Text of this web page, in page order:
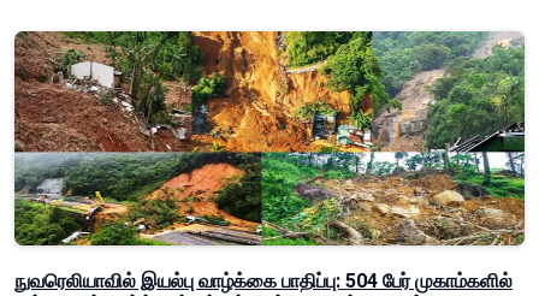
நுவரெலியாவில் இயல்பு வாழ்க்கை பாதிப்பு: 504 பேர் முகாம்களில்